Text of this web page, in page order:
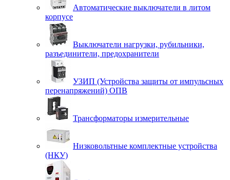
Автоматические выключатели в литом
корпусе
Выключатели нагрузки, рубильники,
разъединители, предохранители
УЗИП (Устройства защиты от импульсных
перенапряжений) ОПВ
Трансформаторы измерительные
Низковольтные комплектные устройства
(НКУ)